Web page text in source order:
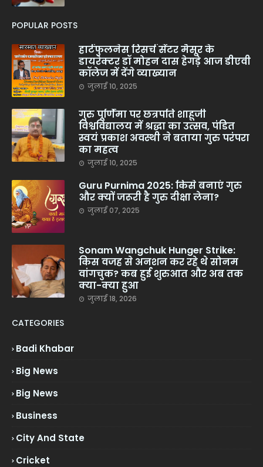
POPULAR POSTS
हार्टफुलनेस रिसर्च सेंटर मैसूर के
डायरेक्टर डॉ मोहन दास हेगड़े आज डीएवी
कॉलेज में देंगे व्याख्यान
जुलाई 10, 2025
गुरु पूर्णिमा पर छत्रपति शाहूजी
विश्वविद्यालय में श्रद्धा का उत्सव, पंडित
स्वयं प्रकाश अवस्थी ने बताया गुरु परंपरा
का महत्व
जुलाई 10, 2025
Guru Purnima 2025: किसे बनाएं गुरु
और क्यों जरूरी है गुरु दीक्षा लेना?
जुलाई 07, 2025
Sonam Wangchuk Hunger Strike:
किस वजह से अनशन कर रहे थे सोनम
वांगचुक? कब हुई शुरुआत और अब तक
क्या-क्या हुआ
जुलाई 18, 2026
CATEGORIES
Badi Khabar
Big News
Big News
Business
City And State
Cricket